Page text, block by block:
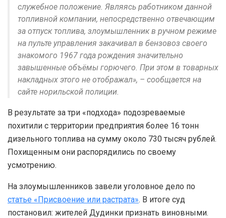
служебное положение. Являясь работником данной
топливной компании, непосредственно отвечающим
за отпуск топлива, злоумышленник в ручном режиме
на пульте управления закачивал в бензовоз своего
знакомого 1967 года рождения значительно
завышенные объёмы горючего. При этом в товарных
накладных этого не отображал», – сообщается на
сайте норильской полиции.
В результате за три «подхода» подозреваемые
похитили с территории предприятия более 16 тонн
дизельного топлива на сумму около 730 тысяч рублей.
Похищенным они распорядились по своему
усмотрению.
На злоумышленников завели уголовное дело по
статье «Присвоение или растрата». В итоге суд
постановил: жителей Дудинки признать виновными.